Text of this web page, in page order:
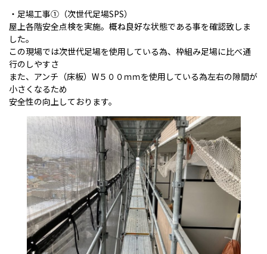
・足場工事①（次世代足場SPS）
屋上各階安全点検を実施。概ね良好な状態である事を確認致しま
した。
この現場では次世代足場を使用している為、枠組み足場に比べ通
行のしやすさ
また、アンチ（床板）W５００ｍｍを使用している為左右の隙間が
小さくなるため
安全性の向上しております。